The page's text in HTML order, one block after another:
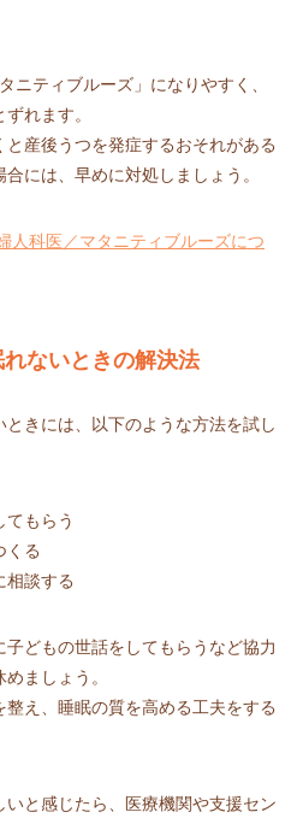
ニティブルーズ」になりやすく、
れます。
産後うつを発症するおそれがある
には、早めに対処しましょう。
人科医／マタニティブルーズにつ
ないときの解決法
きには、以下のような方法を試し
てもらう
くる
相談する
どもの世話をしてもらうなど協力
ましょう。
え、睡眠の質を高める工夫をする
いと感じたら、医療機関や支援セン